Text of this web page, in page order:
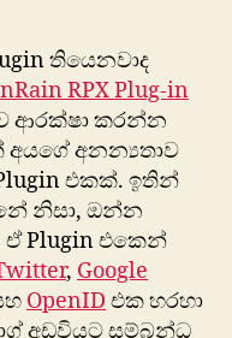
තියෙනවාද
RPX Plug-in
ආරක්ෂා කරන්න
අනන්‍යතාව
එකක්. ඉතින්
නිසා, ඔන්න
Plugin එකෙන්
, Google
OpenID එක හරහා
අඩවියට සම්බන්ධ